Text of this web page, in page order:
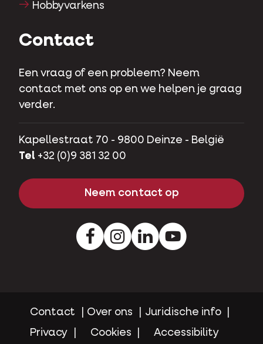
Hobbyvarkens
Contact
Een vraag of een probleem? Neem
contact met ons op en we helpen je graag
verder.
Kapellestraat 70 - 9800 Deinze - België
Tel +32 (0)9 381 32 00
Neem contact op
FacebookInstagramLinkedInYoutube
Contact Over ons
Juridische info
Privacy
Cookies Accessibility